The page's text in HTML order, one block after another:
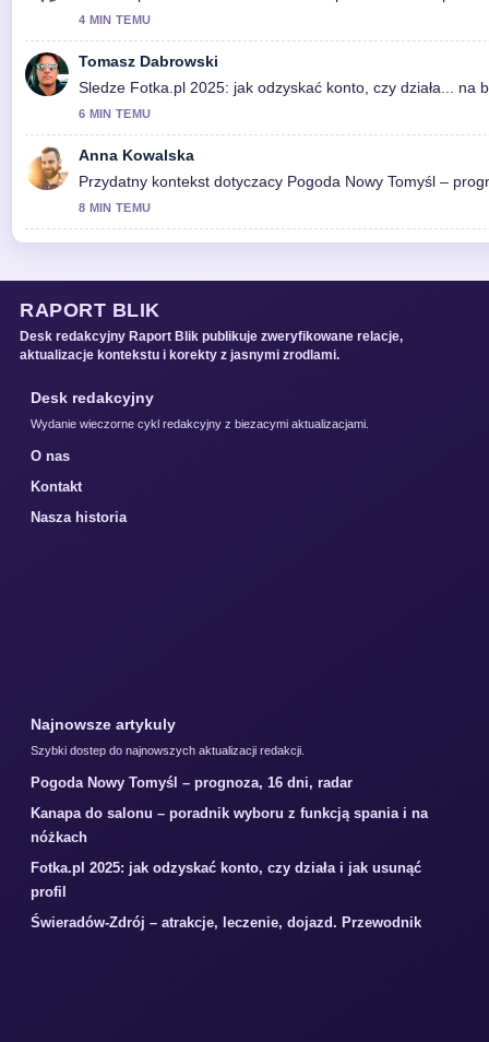
4 MIN TEMU
Tomasz Dabrowski
Sledze Fotka.pl 2025: jak odzyskać konto, czy działa... na
6 MIN TEMU
Anna Kowalska
Przydatny kontekst dotyczacy Pogoda Nowy Tomyśl –
8 MIN TEMU
RAPORT BLIK
Desk redakcyjny Raport Blik publikuje zweryfikowane relacje,
aktualizacje kontekstu i korekty z jasnymi zrodlami.
Desk redakcyjny
Wydanie wieczorne cykl redakcyjny z biezacymi aktualizacjami.
O nas
Kontakt
Nasza historia
Najnowsze artykuly
Szybki dostep do najnowszych aktualizacji redakcji.
Pogoda Nowy Tomyśl – prognoza, 16 dni, radar
Kanapa do salonu – poradnik wyboru z funkcją spania i na
nóżkach
Fotka.pl 2025: jak odzyskać konto, czy działa i jak usunąć
profil
Świeradów-Zdrój – atrakcje, leczenie, dojazd. Przewodnik